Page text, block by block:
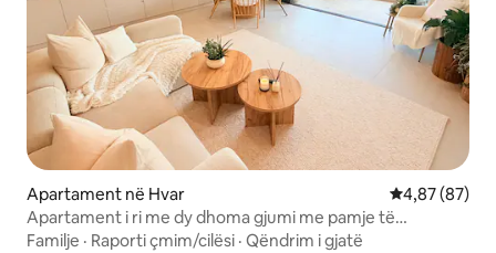
Apartament në Hvar Vlerësimi
4,87 (87)
Apartament i ri me dy dhoma gjumi me pamje të
mrekullueshme
Familje · Raporti çmim/cilësi · Qëndrim i gjatë